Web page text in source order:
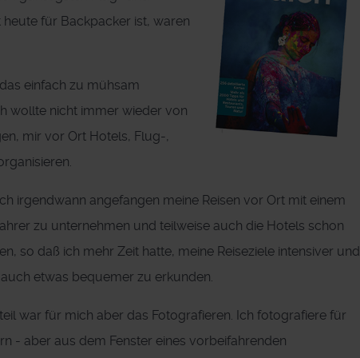
für Backpacker ist, waren
einfach zu mühsam
wollte nicht immer wieder von
mir vor Ort Hotels, Flug-,
irgendwann angefangen meine Reisen vor Ort mit einem
zu unternehmen und teilweise auch die Hotels schon
so daß ich mehr Zeit hatte, meine Reiseziele intensiver und
etwas bequemer zu erkunden.
war für mich aber das Fotografieren. Ich fotografiere für
- aber aus dem Fenster eines vorbeifahrenden